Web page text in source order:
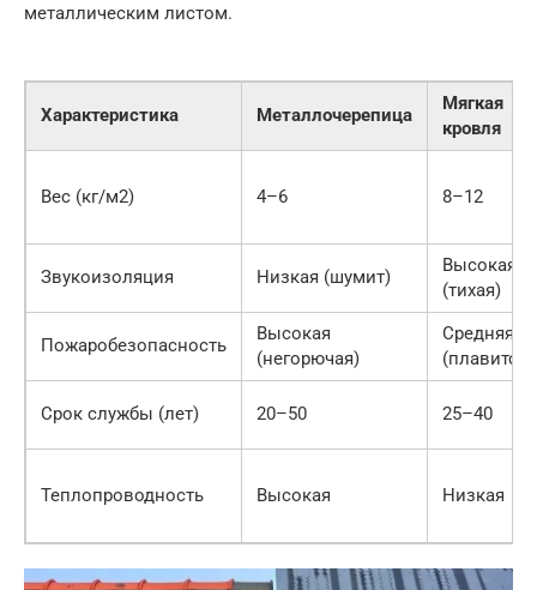
металлическим листом.
Характеристика Металлочерепица
Мягкая
кровля
Вес (кг/м2) 4–6 8–12
Звукоизоляция Низкая (шумит)
Высокая
(тихая)
Пожаробезопасность
Высокая
(негорючая)
Средняя
(плавится)
Срок службы (лет) 20–50 25–40
Теплопроводность Высокая Низкая